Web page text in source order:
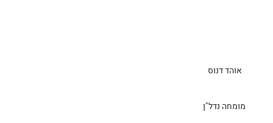
אוהד דנוס
מומחה נדל"ן